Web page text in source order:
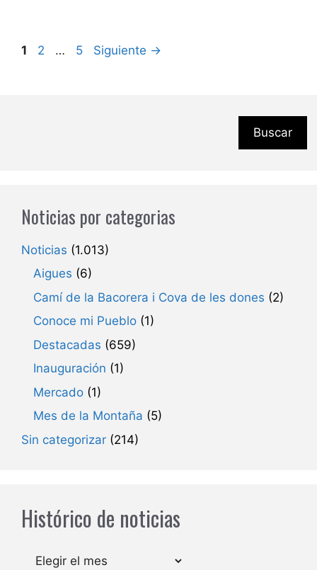
Página
1 Página
2 … Página
5 Siguiente →
Buscar
Noticias por categorias
Noticias (1.013)
Aigues (6)
Camí de la Bacorera i Cova de les dones (2)
Conoce mi Pueblo (1)
Destacadas (659)
Inauguración (1)
Mercado (1)
Mes de la Montaña (5)
Sin categorizar (214)
Histórico de noticias
Archivos